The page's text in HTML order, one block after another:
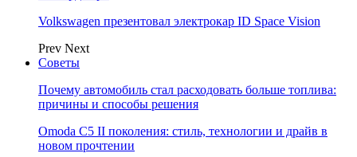
Volkswagen презентовал электрокар ID Space Vision
Prev Next
Советы
Почему автомобиль стал расходовать больше топлива:
причины и способы решения
Omoda C5 II поколения: стиль, технологии и драйв в
новом прочтении